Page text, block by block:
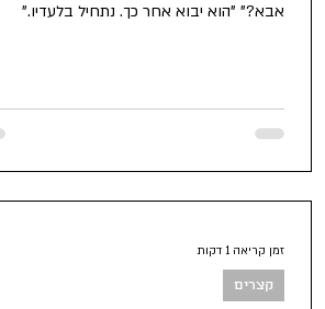
אבא?" "הוא יבוא אחר כך. נתחיל בלעדיו."
קצרים
זמן קריאה 1 דקות